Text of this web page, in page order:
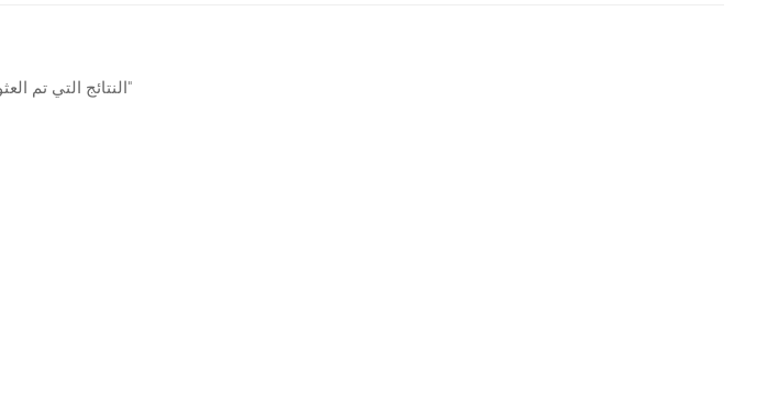
1 النتائج التي تم العثور عليها ل "ورقة نيتريد الألومنيوم عالية النقاء"